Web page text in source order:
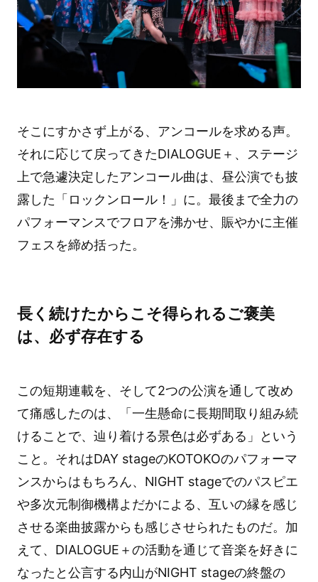
そこにすかさず上がる、アンコールを求める声。
それに応じて戻ってきたDIALOGUE＋、ステージ
上で急遽決定したアンコール曲は、昼公演でも披
露した「ロックンロール！」に。最後まで全力の
パフォーマンスでフロアを沸かせ、賑やかに主催
フェスを締め括った。
長く続けたからこそ得られるご褒美
は、必ず存在する
この短期連載を、そして2つの公演を通して改め
て痛感したのは、「一生懸命に長期間取り組み続
けることで、辿り着ける景色は必ずある」という
こと。それはDAY stageのKOTOKOのパフォーマ
ンスからはもちろん、NIGHT stageでのパスピエ
や多次元制御機構よだかによる、互いの縁を感じ
させる楽曲披露からも感じさせられたものだ。加
えて、DIALOGUE＋の活動を通じて音楽を好きに
なったと公言する内山がNIGHT stageの終盤の